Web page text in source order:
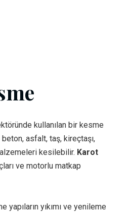
kullanılan bir kesme
asfalt, taş, kireçtaşı,
kesilebilir. Karot
ve motorlu matkap
yapıların yıkımı ve yenileme